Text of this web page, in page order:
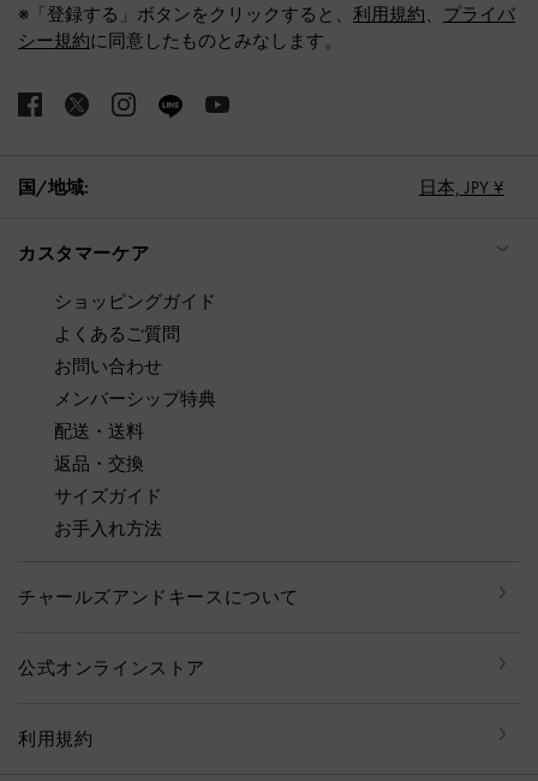
※「登録する」ボタンをクリックすると、 利用規約、 プライバ
シー規約に同意したものとみなします。
国/地域: 日本, JPY ¥
カスタマーケア
ショッピングガイド
よくあるご質問
お問い合わせ
メンバーシップ特典
配送・送料
返品・交換
サイズガイド
お手入れ方法
チャールズアンドキースについて
公式オンラインストア
利用規約